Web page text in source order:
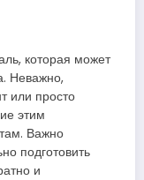
которая может
Неважно,
или просто
этим
Важно
подготовить
и